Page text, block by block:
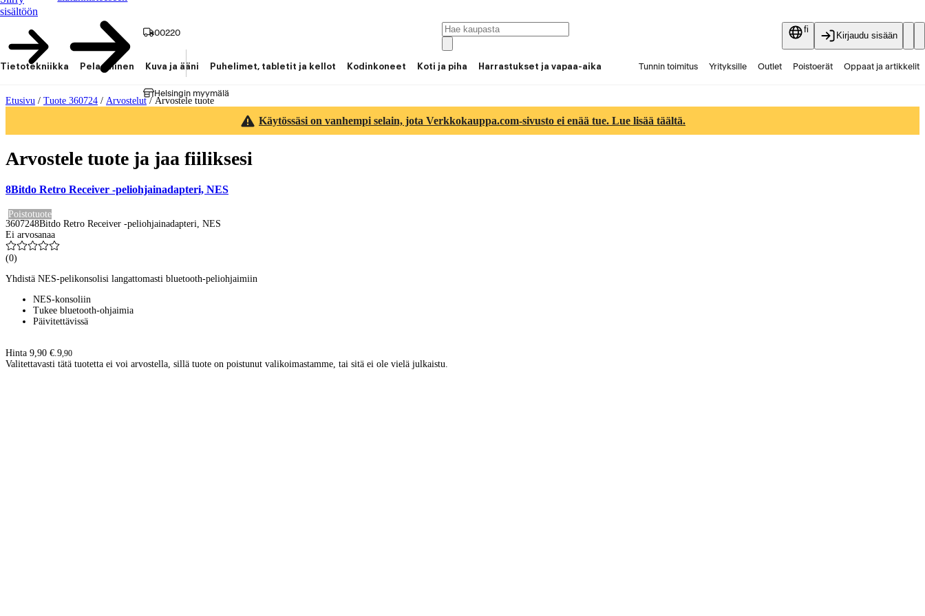
sisältöön
00220
Helsingin myymälä
fi
Kirjaudu sisään
Tietotekniikka Pelaaminen Kuva ja ääni Puhelimet, tabletit ja kellot Kodinkoneet Koti ja piha Harrastukset ja vapaa-aika Tunnin toimitus Yrityksille Outlet Poistoerät Oppaat ja artikkelit
Etusivu / Tuote 360724 / Arvostelut/ Arvostele tuote
Käytössäsi on vanhempi selain, jota Verkkokauppa.com-sivusto ei enää tue. Lue lisää täältä.
Arvostele tuote ja jaa fiiliksesi
8Bitdo Retro Receiver -peliohjainadapteri, NES
Poistotuote
3607248Bitdo Retro Receiver -peliohjainadapteri, NES
Ei arvosanaa
(0)
Yhdistä NES-pelikonsolisi langattomasti bluetooth-peliohjaimiin
NES-konsoliin
Tukee bluetooth-ohjaimia
Päivitettävissä
Hinta 9,90 €.9,90
Valitettavasti tätä tuotetta ei voi arvostella, sillä tuote on poistunut valikoimastamme, tai sitä ei ole vielä julkaistu.